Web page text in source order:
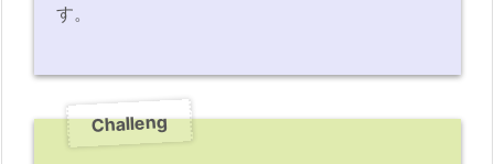
す。
Challeng